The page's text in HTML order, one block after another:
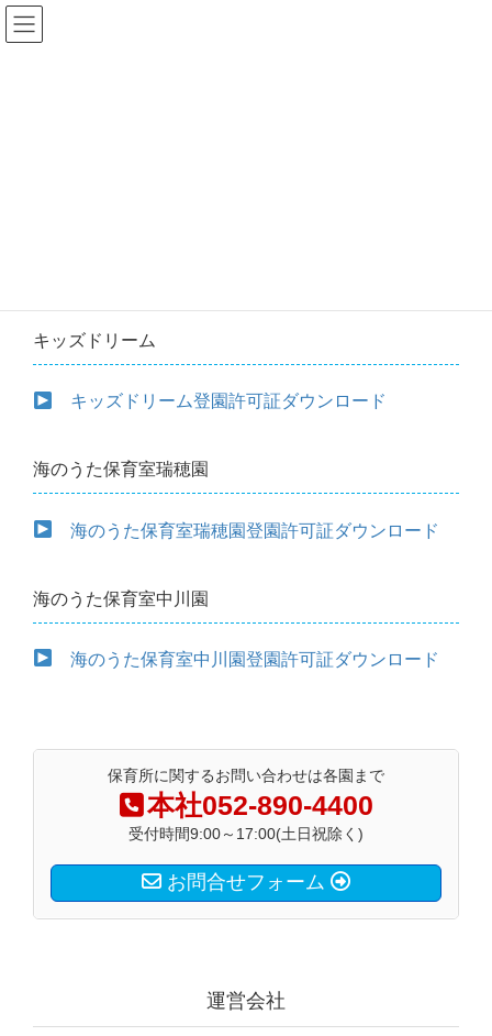
キッズドリーム
キッズドリーム登園許可証ダウンロード
海のうた保育室瑞穂園
海のうた保育室瑞穂園登園許可証ダウンロード
海のうた保育室中川園
海のうた保育室中川園登園許可証ダウンロード
保育所に関するお問い合わせは各園まで
本社052‐890‐4400
受付時間9:00～17:00(土日祝除く)
お問合せフォーム
運営会社